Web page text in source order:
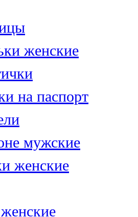
женские
на паспорт
мужские
женские